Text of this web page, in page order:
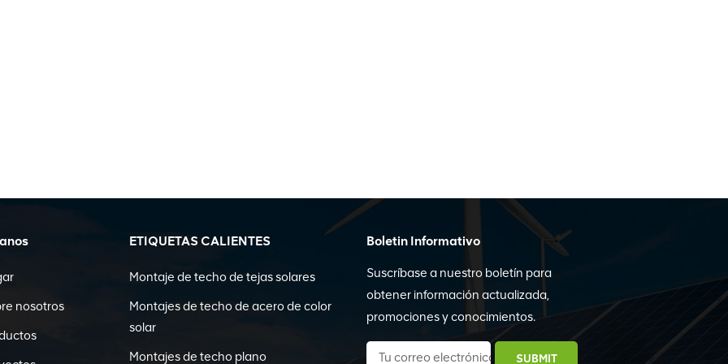
nosotros
ETIQUETAS CALIENTES
Montaje de techo de tejas solares
Montajes de techo de acero de color
solar
Montajes de techo plano
Boletin Informativo
Suscríbase a nuestro boletín para
obtener información actualizada,
promociones y conocimientos.